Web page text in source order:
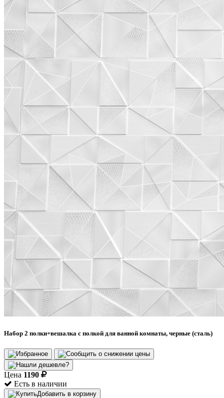
Набор 2 полки+вешалка с полкой для ванной комнаты, черные (сталь)
Цена 1190
Есть в наличии
Добавить в корзину